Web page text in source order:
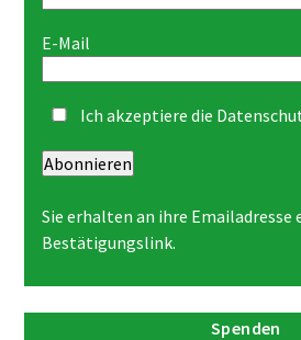
E-Mail
Ich akzeptiere die
Abonnieren
Sie erhalten an ihre Emailadresse
Bestätigungslink.
Spenden